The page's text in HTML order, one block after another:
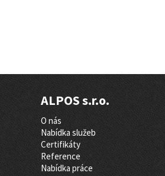
ALPOS s.r.o.
O nás
Nabídka služeb
Certifikáty
Reference
Nabídka práce